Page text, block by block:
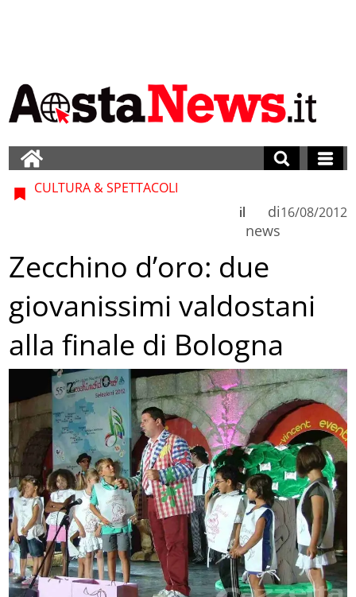
CULTURA & SPETTACOLI
di
news
il 16/08/2012
Zecchino d’oro: due
giovanissimi valdostani
alla finale di Bologna